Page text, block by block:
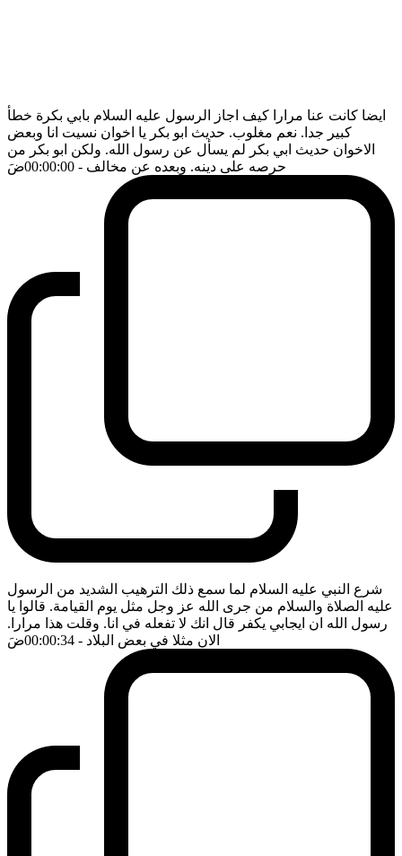
ايضا كانت عنا مرارا كيف اجاز الرسول عليه السلام بابي بكرة خطأ
كبير جدا. نعم مغلوب. حديث ابو بكر يا اخوان نسيت انا وبعض
الاخوان حديث ابي بكر لم يسأل عن رسول الله. ولكن ابو بكر من
حرصه على دينه. وبعده عن مخالف - 00:00:00 ضَ
شرع النبي عليه السلام لما سمع ذلك الترهيب الشديد من الرسول
عليه الصلاة والسلام من جرى الله عز وجل مثل يوم القيامة. قالوا يا
رسول الله ان ايجابي يكفر قال انك لا تفعله في انا. وقلت هذا مرارا.
الان مثلا في بعض البلاد - 00:00:34 ضَ